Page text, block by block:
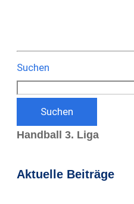
Suchen
Suchen
Handball 3. Liga
Aktuelle Beiträge